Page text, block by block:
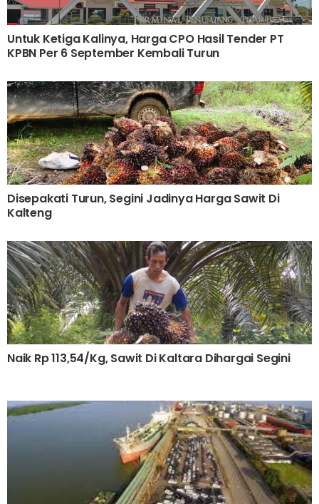
Untuk Ketiga Kalinya, Harga CPO Hasil Tender PT
KPBN Per 6 September Kembali Turun
Disepakati Turun, Segini Jadinya Harga Sawit Di
Kalteng
Naik Rp 113,54/Kg, Sawit Di Kaltara Dihargai Segini